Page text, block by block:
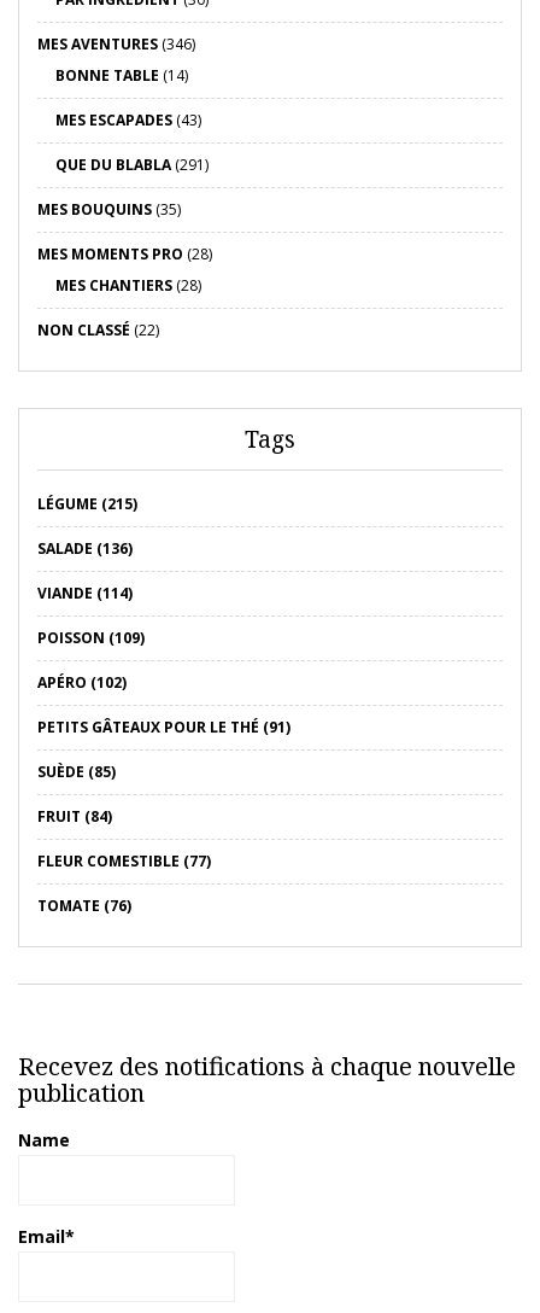
MES AVENTURES (346)
BONNE TABLE (14)
MES ESCAPADES (43)
QUE DU BLABLA(291)
MES BOUQUINS (35)
MES MOMENTS PRO (28)
MES CHANTIERS (28)
NON CLASSÉ (22)
Tags
LÉGUME (215)
SALADE (136)
VIANDE (114)
POISSON (109)
APÉRO (102)
PETITS GÂTEAUX POUR LE THÉ (91)
SUÈDE (85)
FRUIT (84)
FLEUR COMESTIBLE (77)
TOMATE (76)
Recevez des notifications à chaque nouvelle
publication
Name
Email*